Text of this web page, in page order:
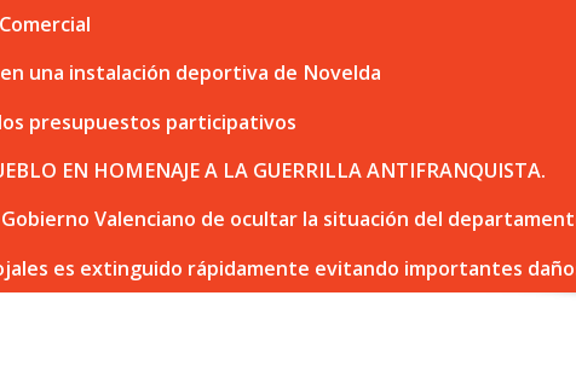
una instalación deportiva de Novelda
presupuestos participativos
EN HOMENAJE A LA GUERRILLA ANTIFRANQUISTA.
Gobierno Valenciano de ocultar la situación del
es extinguido rápidamente evitando importantes